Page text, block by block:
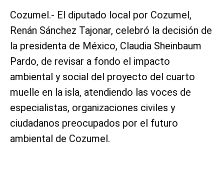
Cozumel.- El diputado local por Cozumel,
Renán Sánchez Tajonar, celebró la decisión de
la presidenta de México, Claudia Sheinbaum
Pardo, de revisar a fondo el impacto
ambiental y social del proyecto del cuarto
muelle en la isla, atendiendo las voces de
especialistas, organizaciones civiles y
ciudadanos preocupados por el futuro
ambiental de Cozumel.